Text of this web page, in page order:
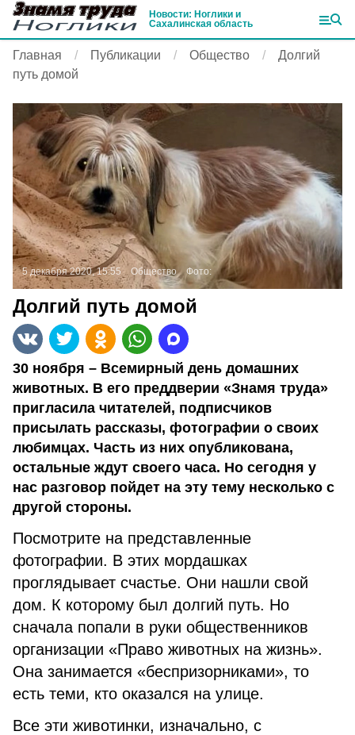
Новости: Ноглики и
Сахалинская область
Главная Публикации Общество
Долгий
путь домой
5 декабря 2020, 15:55 Общество Фото:
Долгий путь домой
30 ноября – Всемирный день домашних
животных. В его преддверии «Знамя труда»
пригласила читателей, подписчиков
присылать рассказы, фотографии о своих
любимцах. Часть из них опубликована,
остальные ждут своего часа. Но сегодня у
нас разговор пойдет на эту тему несколько с
другой стороны.
Посмотрите на представленные
фотографии. В этих мордашках
проглядывает счастье. Они нашли свой
дом. К которому был долгий путь. Но
сначала попали в руки общественников
организации «Право животных на жизнь».
Она занимается «беспризорниками», то
есть теми, кто оказался на улице.
Все эти животинки, изначально, с